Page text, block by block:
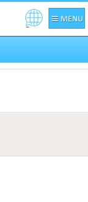
Pow